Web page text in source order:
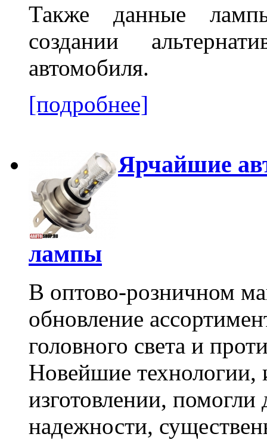
Также данные
создании
автомобиля.
[подробнее]
Ярчайшие
лампы
В оптово-розничном
обновление
головного света и
Новейшие
изготовлении, помогли
надежности,